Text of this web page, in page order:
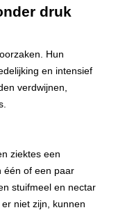
druk
Hun
en intensief
verdwijnen,
ziektes een
één of een paar
stuifmeel en nectar
niet zijn, kunnen